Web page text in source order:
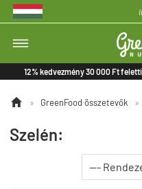
12% kedvezmény 30 000 Ft
 » GreenFood összetevők »
Szelén: